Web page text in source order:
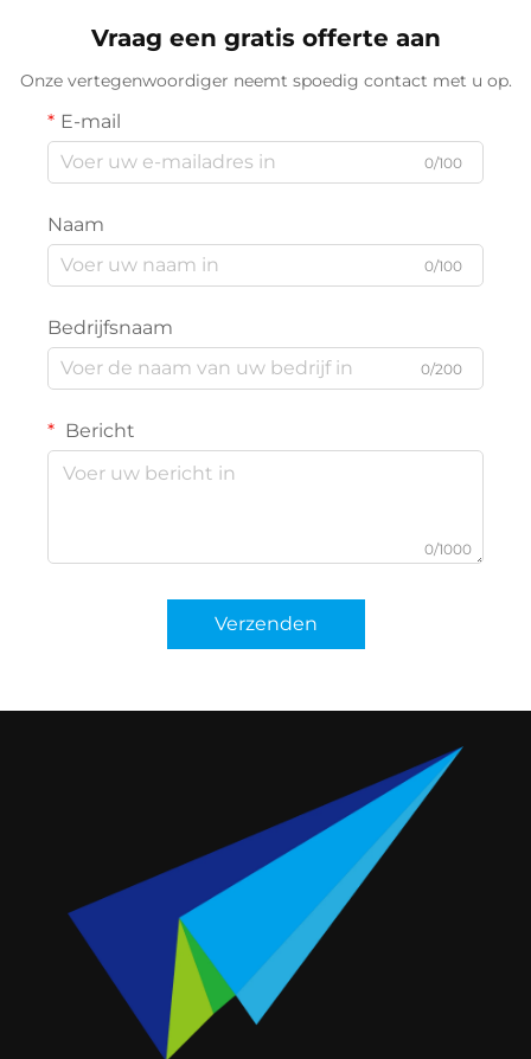
Vraag een gratis offerte aan
Onze vertegenwoordiger neemt spoedig contact met u op.
E-mail
0/100
Naam
0/100
Bedrijfsnaam
0/200
Bericht
0/1000
Verzenden